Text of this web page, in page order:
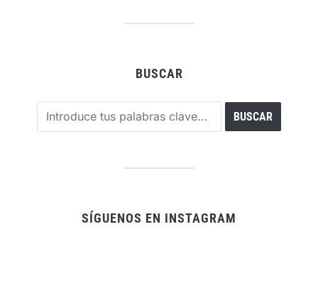
BUSCAR
SÍGUENOS EN INSTAGRAM